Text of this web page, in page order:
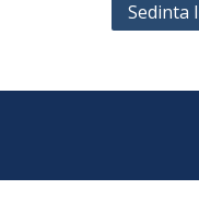
Sedinta